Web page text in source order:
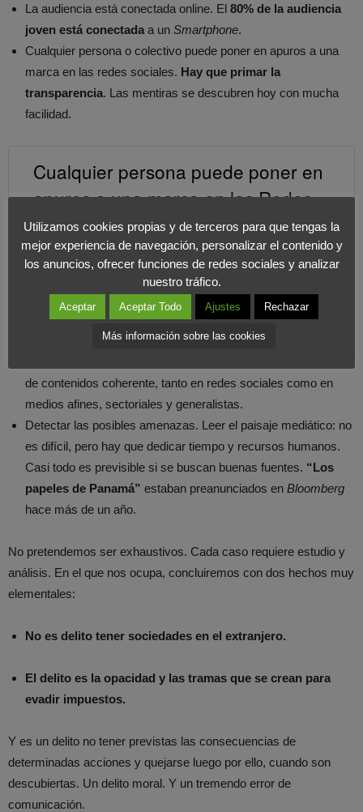
La audiencia está conectada online. El 80% de la audiencia
joven está conectada a un Smartphone.
Cualquier persona o colectivo puede poner en apuros a una
marca en las redes sociales. Hay que primar la
transparencia. Las mentiras se descubren hoy con mucha
facilidad.
Cualquier persona puede poner en
apuros a una marca en las Redes
Sociales
COMPARTIR EN X
Mentir o disfrazar actuaciones corporativas solo beneficia a la
competencia. Podrá sacar “los trapos sucios” cuando mejor le
convenga.
Transparencia, honestidad y plataformas o medios
de contenidos coherente, tanto en redes sociales como en
medios afines, sectoriales y generalistas.
Detectar las posibles amenazas. Leer el paisaje mediático: no
es difícil, pero hay que dedicar tiempo y recursos humanos.
Casi todo es previsible si se buscan buenas fuentes. “Los
papeles de Panamá” estaban preanunciados en Bloomberg
hace más de un año.
No pretendemos ser exhaustivos. Cada caso requiere estudio y
análisis. En el que nos ocupa, concluiremos con dos hechos muy
elementales:
No es delito tener sociedades en el extranjero.
El delito es la opacidad y las tramas que se crean para
evadir impuestos.
Y es un delito no tener previstas las consecuencias de
determinadas acciones y quejarse luego por ello, cuando son
descubiertas. Un delito moral. Y un tremendo error de
comunicación.
Utilizamos cookies propias y de terceros para que tengas la
mejor experiencia de navegación, personalizar el contenido y
los anuncios, ofrecer funciones de redes sociales y analizar
nuestro tráfico.
Aceptar Aceptar Todo Ajustes Rechazar
Más información sobre las cookies